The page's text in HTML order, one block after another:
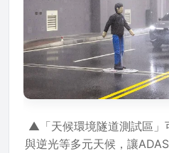
▲「天候環境隧道測試區」
與逆光等多元天候，讓